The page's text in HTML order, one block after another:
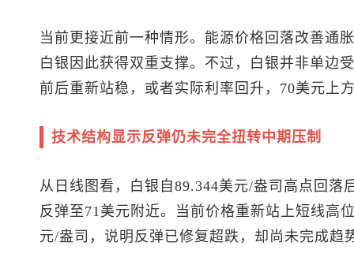
当前更接近前一种情形。能源价格回落改善通
白银因此获得双重支撑。不过，白银并非单边
前后重新站稳，或者实际利率回升，70美元上
技术结构显示反弹仍未完全扭转中期压制
从日线图看，白银自89.344美元/盎司高点回落
反弹至71美元附近。当前价格重新站上短线高
元/盎司，说明反弹已修复超跌，却尚未完成趋